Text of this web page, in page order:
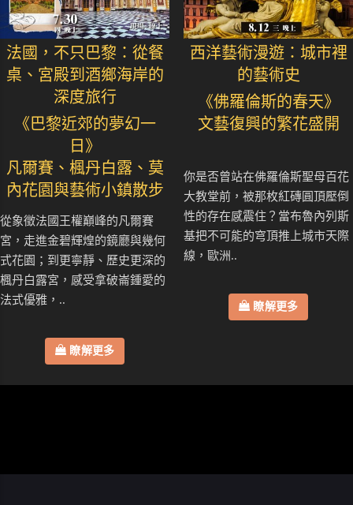
法國，不只巴黎：從餐
桌、宮殿到酒鄉海岸的
深度旅行
《巴黎近郊的夢幻一
日》
凡爾賽、楓丹白露、莫
內花園與藝術小鎮散步
從象徵法國王權巔峰的凡爾賽
宮，走進金碧輝煌的鏡廳與幾何
式花園；到更寧靜、歷史更深的
楓丹白露宮，感受拿破崙鍾愛的
法式優雅，..
瞭解更多
西洋藝術漫遊：城市裡
的藝術史
《佛羅倫斯的春天》
文藝復興的繁花盛開
你是否曾站在佛羅倫斯聖母百花
大教堂前，被那枚紅磚圓頂壓倒
性的存在感震住？當布魯內列斯
基把不可能的穹頂推上城市天際
線，歐洲..
瞭解更多